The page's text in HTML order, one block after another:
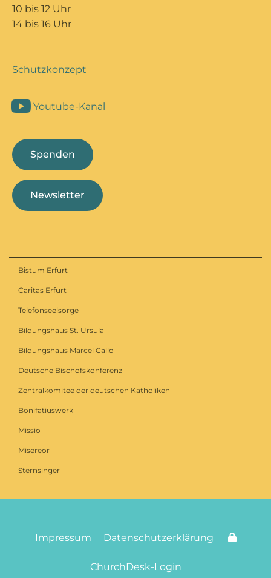
10 bis 12 Uhr
14 bis 16 Uhr
Schutzkonzept
Youtube-Kanal
Spenden
Newsletter
Bistum Erfurt
Caritas Erfurt
Telefonseelsorge
Bildungshaus St. Ursula
Bildungshaus Marcel Callo
Deutsche Bischofskonferenz
Zentralkomitee der deutschen Katholiken
Bonifatiuswerk
Missio
Misereor
Sternsinger
Impressum Datenschutzerklärung
ChurchDesk-Login